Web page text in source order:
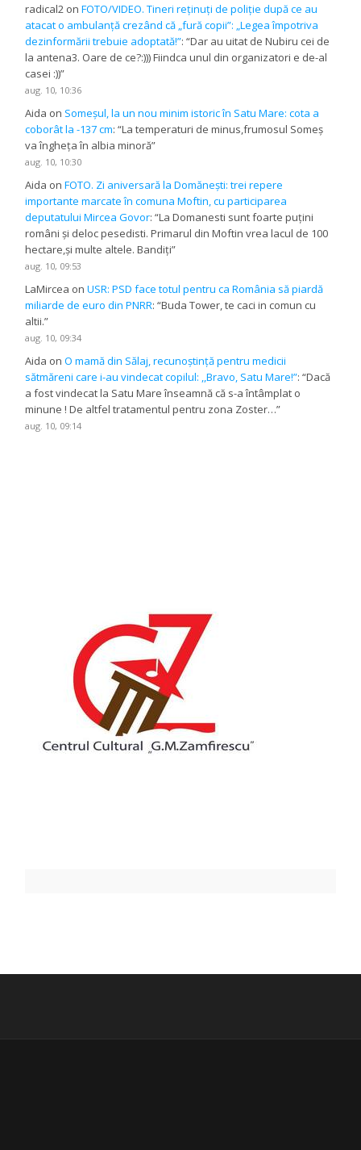
radical2 onFOTO/VIDEO. Tineri reținuți de poliție după ce au
atacat o ambulanță crezând că „fură copii”: „Legea împotriva
dezinformării trebuie adoptată!”: “Dar au uitat de Nubiru cei de
la antena3. Oare de ce?:))) Fiindca unul din organizatori e de-al
casei :))”
aug. 10, 10:36
Aida on Someșul, la un nou minim istoric în Satu Mare: cota a
coborât la -137 cm: “La temperaturi de minus,frumosul Someș
va îngheța în albia minoră”
aug. 10, 10:30
Aida onFOTO. Zi aniversară la Domănești: trei repere
importante marcate în comuna Moftin, cu participarea
deputatului Mircea Govor: “La Domanesti sunt foarte puțini
români și deloc pesedisti. Primarul din Moftin vrea lacul de 100
hectare,și multe altele. Bandiți”
aug. 10, 09:53
LaMircea onUSR: PSD face totul pentru ca România să piardă
miliarde de euro din PNRR: “Buda Tower, te caci in comun cu
altii.”
aug. 10, 09:34
Aida onO mamă din Sălaj, recunoștință pentru medicii
sătmăreni care i-au vindecat copilul: ,,Bravo, Satu Mare!”: “Dacă
a fost vindecat la Satu Mare înseamnă că s-a întâmplat o
minune ! De altfel tratamentul pentru zona Zoster…”
aug. 10, 09:14